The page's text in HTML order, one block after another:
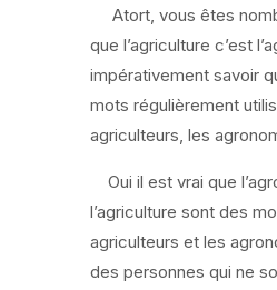
Atort, vous êtes
que l’agriculture c’est
impérativement savoir
mots régulièrement
agriculteurs, les
Oui il est vrai que
l’agriculture sont des
agriculteurs et les
des personnes qui ne